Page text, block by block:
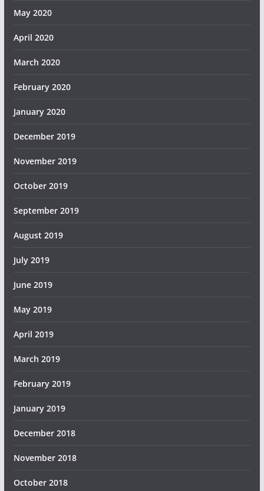
May 2020
April 2020
March 2020
February 2020
January 2020
December 2019
November 2019
October 2019
September 2019
August 2019
July 2019
June 2019
May 2019
April 2019
March 2019
February 2019
January 2019
December 2018
November 2018
October 2018